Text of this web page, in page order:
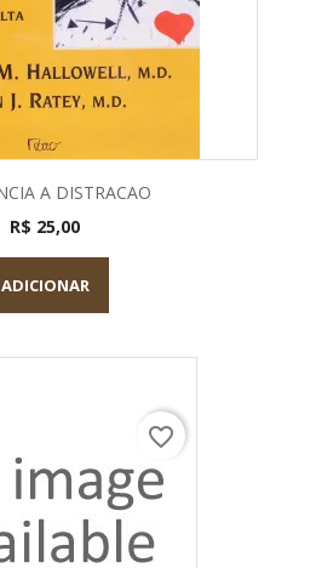
A DISTRACAO
R$ 25,00
ADICIONAR
favorite_border